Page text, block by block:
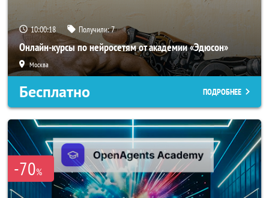
10:00:18 Получили:7
Онлайн-курсы по нейросетям от академии «Эдюсон»
Москва
Бесплатно ПОДРОБНЕЕ
-70%